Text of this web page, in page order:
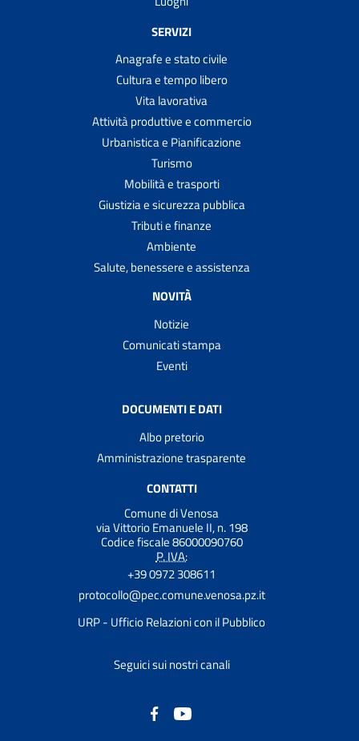
SERVIZI
Anagrafe e stato civile
Cultura e tempo libero
Vita lavorativa
Attività produttive e commercio
Urbanistica e Pianificazione
Turismo
Mobilità e trasporti
Giustizia e sicurezza pubblica
Tributi e finanze
Ambiente
Salute, benessere e assistenza
NOVITÀ
Notizie
Comunicati stampa
Eventi
DOCUMENTI E DATI
Albo pretorio
Amministrazione trasparente
CONTATTI
Comune di Venosa
via Vittorio Emanuele II, n. 198
Codice fiscale 86000090760
P. IVA:
+39 0972 308611
protocollo@pec.comune.venosa.pz.it
URP - Ufficio Relazioni con il Pubblico
Seguici sui nostri canali